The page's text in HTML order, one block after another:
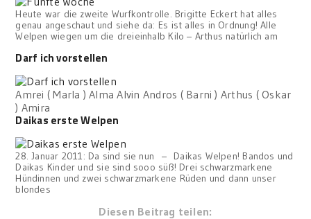
Heute war die zweite Wurfkontrolle. Brigitte Eckert hat alles
genau angeschaut und siehe da: Es ist alles in Ordnung! Alle
Welpen wiegen um die dreieinhalb Kilo – Arthus natürlich am
Darf ich vorstellen
Amrei ( Marla ) Alma Alvin Andros ( Barni ) Arthus ( Oskar
) Amira
Daikas erste Welpen
28. Januar 2011: Da sind sie nun – Daikas Welpen! Bandos und
Daikas Kinder und sie sind sooo süß! Drei schwarzmarkene
Hündinnen und zwei schwarzmarkene Rüden und dann unser
blondes
Diesen Beitrag teilen: